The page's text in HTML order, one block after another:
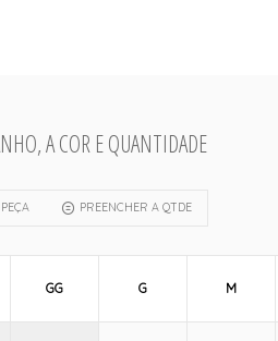
A COR E QUANTIDADE
PREENCHER A QTDE
GG G M